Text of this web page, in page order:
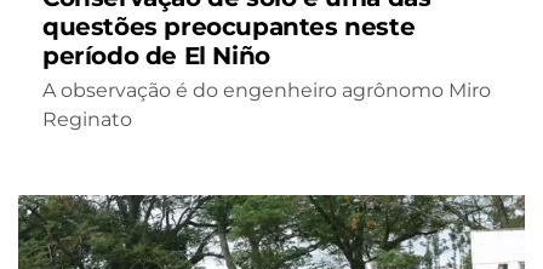
questões preocupantes neste
período de El Niño
A observação é do engenheiro agrônomo Miro
Reginato